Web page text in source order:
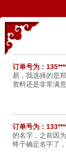
的团队。
订单号为：
易，我选择的是
资料还是非常满
订单号为：
的名字，之前因
终于确定名字了